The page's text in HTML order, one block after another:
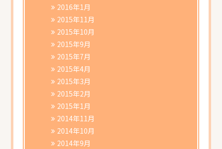
2016年1月
2015年11月
2015年10月
2015年9月
2015年7月
2015年4月
2015年3月
2015年2月
2015年1月
2014年11月
2014年10月
2014年9月